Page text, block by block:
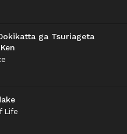
ga Tsuriageta
Life